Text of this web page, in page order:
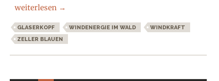
Windenergieanlagen im Wald
weiterlesen →
GLASERKOPF WINDENERGIE IM WALD
WINDKRAFT
ZELLER BLAUEN